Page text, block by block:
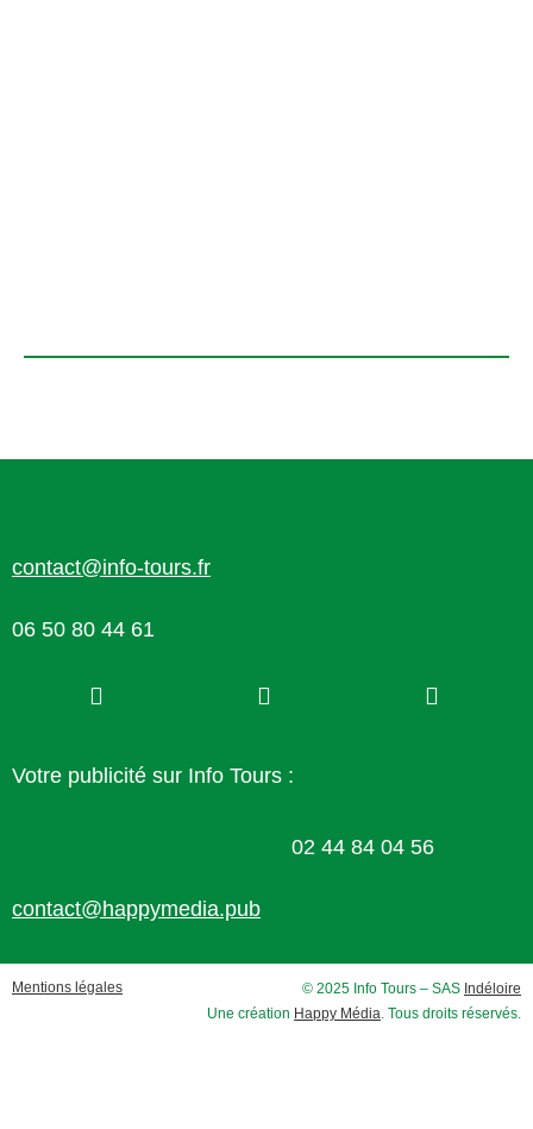
contact@info-tours.fr
06 50 80 44 61
Votre publicité sur Info Tours :
02 44 84 04 56
contact@happymedia.pub
Mentions légales © 2025 Info Tours – SAS Indéloire
Une création Happy Média . Tous droits réservés.